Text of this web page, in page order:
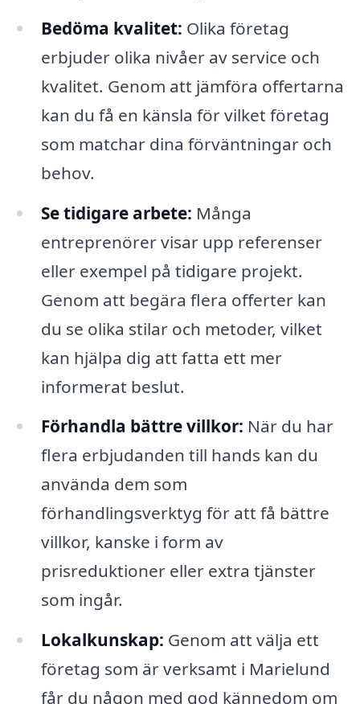
Bedöma kvalitet: Olika företag
erbjuder olika nivåer av service och
kvalitet. Genom att jämföra offertarna
kan du få en känsla för vilket företag
som matchar dina förväntningar och
behov.
Se tidigare arbete: Många
entreprenörer visar upp referenser
eller exempel på tidigare projekt.
Genom att begära flera offerter kan
du se olika stilar och metoder, vilket
kan hjälpa dig att fatta ett mer
informerat beslut.
Förhandla bättre villkor: När du har
flera erbjudanden till hands kan du
använda dem som
förhandlingsverktyg för att få bättre
villkor, kanske i form av
prisreduktioner eller extra tjänster
som ingår.
Lokalkunskap: Genom att välja ett
företag som är verksamt i Marielund
får du någon med god kännedom om